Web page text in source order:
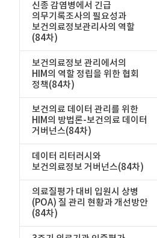
신종 감염병에서 긴급
의무기록조사의 필요성과
보건의료정보관리사의 역할
(84차)
보건의료정보 관리에서의
HIM의 역할 정립을 위한 협회
정책(84차)
보건의료 데이터 관리를 위한
HIM의 방법론-보건의료 데이터
거버넌스(84차)
데이터 리터러시와
보건의료정보 거버넌스(84차)
의료질평가 대비 입원시 상병
(POA) 질 관리 현황과 개선방안
(84차)